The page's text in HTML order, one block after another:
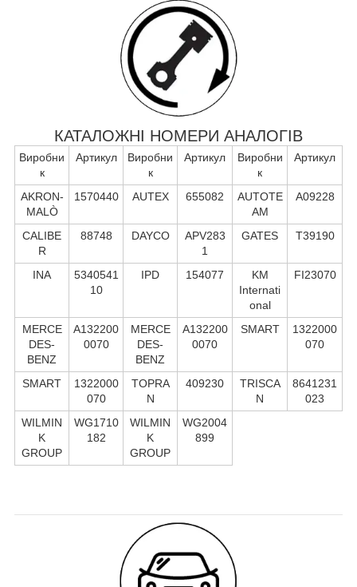
КАТАЛОЖНІ НОМЕРИ АНАЛОГІВ
Виробни
к
Артикул
Виробни
к
Артикул
Виробни
к
Артикул
AKRON-
MALÒ
1570440 AUTEX 655082
AUTOTE
AM
A09228
CALIBE
R
88748 DAYCO
APV283
1
GATES T39190
INA
5340541
10
IPD 154077
KM
Internati
onal
FI23070
MERCE
DES-
BENZ
A132200
0070
MERCE
DES-
BENZ
A132200
0070
SMART
1322000
070
SMART
1322000
070
TOPRA
N
409230
TRISCA
N
8641231
023
WILMIN
K
GROUP
WG1710
182
WILMIN
K
GROUP
WG2004
899